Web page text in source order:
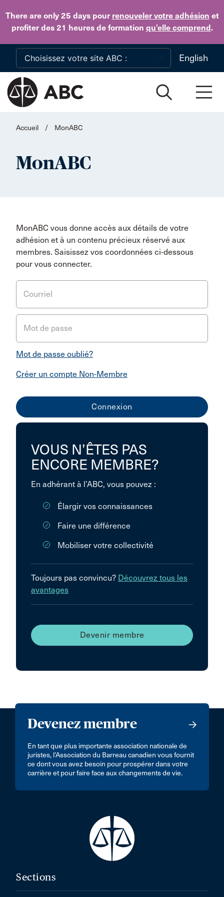
There are only 25 dayspour renouveler votre adhésion et
profiter des 21 heures de formation qu’elle comprend.
Skip to main content
English
Accueil / MonABC
MonABC
MonABC vous donne accès aux détails de votre
adhésion et à un contenu précieux réservé aux
membres. Saisissez vos coordonnées ci-dessous
pour vous connecter.
Courriel
Mot de passe
Mot de passe oublié?
Créer un compte Non-Membre
VOUS N’ÊTES PAS
ENCORE MEMBRE?
En adhérant à l’ABC, vous pouvez :
Élargir vos connaissances
Faire une différence
Mobiliser votre collectivité
Toujours pas convincu? Découvrez tous les
avantages
Devenir membre
Devenez membre
En tant que plus importante association nationale de
juristes, l’Association du Barreau canadien vous fournit
ce dont vous avez besoin pour prospérer dans votre
carrière et pour faire face aux changements de vie.
Sections